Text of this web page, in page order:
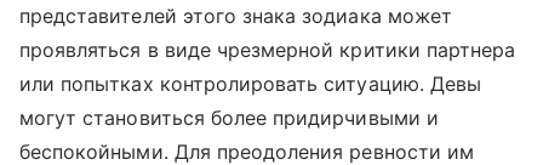
представителей этого знака зодиака может
проявляться в виде чрезмерной критики партнера
или попытках контролировать ситуацию. Девы
могут становиться более придирчивыми и
беспокойными. Для преодоления ревности им